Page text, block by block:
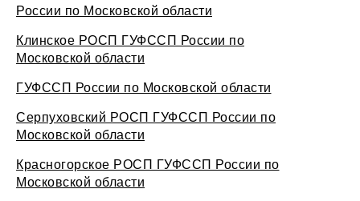
России по Московской области
Клинское РОСП ГУФССП России по
Московской области
ГУФССП России по Московской области
Серпуховский РОСП ГУФССП России по
Московской области
Красногорское РОСП ГУФССП России по
Московской области